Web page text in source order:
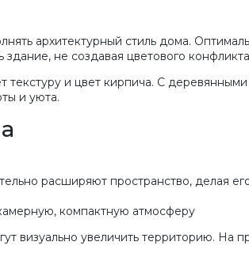
архитектурный стиль дома.
не создавая цветового
текстуру и цвет кирпича. С
и уюта.
расширяют пространство, делая
компактную атмосферу
визуально увеличить территорию. На